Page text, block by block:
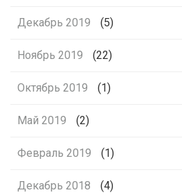
Декабрь 2019 (5)
Ноябрь 2019 (22)
Октябрь 2019 (1)
Май 2019 (2)
Февраль 2019 (1)
Декабрь 2018 (4)